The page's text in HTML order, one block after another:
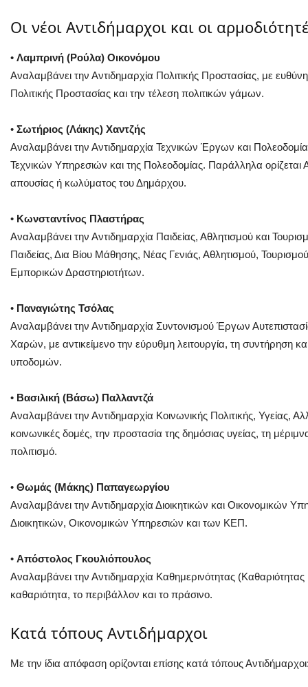
Οι νέοι Αντιδήμαρχοι και οι
• Λαμπρινή (Ρούλα) Οικονόμου
Αναλαμβάνει την Αντιδημαρχία Πολιτικής Προστασίας, με
Πολιτικής Προστασίας και την τέλεση πολιτικών γάμων.
• Σωτήριος (Λάκης) Χαντζής
Αναλαμβάνει την Αντιδημαρχία Τεχνικών Έργων και
Τεχνικών Υπηρεσιών και της Πολεοδομίας. Παράλληλα
απουσίας ή κωλύματος του Δημάρχου.
• Κωνσταντίνος Πλαστήρας
Αναλαμβάνει την Αντιδημαρχία Παιδείας, Αθλητισμού και
Παιδείας, Δια Βίου Μάθησης, Νέας Γενιάς, Αθλητισμού,
Εμπορικών Δραστηριοτήτων.
• Παναγιώτης Τσόλας
Αναλαμβάνει την Αντιδημαρχία Συντονισμού Έργων
Χαρών, με αντικείμενο την εύρυθμη λειτουργία, τη συντήρηση
υποδομών.
• Βασιλική (Βάσω) Παλλαντζά
Αναλαμβάνει την Αντιδημαρχία Κοινωνικής Πολιτικής, Υγείας,
κοινωνικές δομές, την προστασία της δημόσιας υγείας, τη
πολιτισμό.
• Θωμάς (Μάκης) Παπαγεωργίου
Αναλαμβάνει την Αντιδημαρχία Διοικητικών και Οικονομικών
Διοικητικών, Οικονομικών Υπηρεσιών και των ΚΕΠ.
• Απόστολος Γκουλιόπουλος
Αναλαμβάνει την Αντιδημαρχία Καθημερινότητας
καθαριότητα, το περιβάλλον και το πράσινο.
Κατά τόπους Αντιδήμαρχοι
Με την ίδια απόφαση ορίζονται επίσης κατά τόπους